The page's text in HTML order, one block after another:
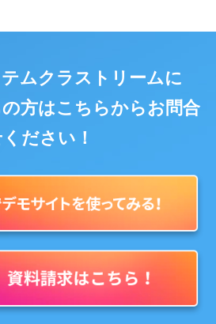
ムクラストリームに
方はこちらからお問合
ださい！